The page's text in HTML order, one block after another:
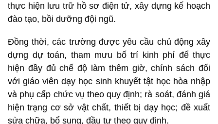
thực hiện lưu trữ hồ sơ điện tử, xây dựng kế hoạch
đào tạo, bồi dưỡng đội ngũ.
Đồng thời, các trường được yêu cầu chủ động xây
dựng dự toán, tham mưu bố trí kinh phí để thực
hiện đầy đủ chế độ làm thêm giờ, chính sách đối
với giáo viên dạy học sinh khuyết tật học hòa nhập
và phụ cấp chức vụ theo quy định; rà soát, đánh giá
hiện trạng cơ sở vật chất, thiết bị dạy học; đề xuất
sửa chữa, bổ sung, đầu tư theo quy định.